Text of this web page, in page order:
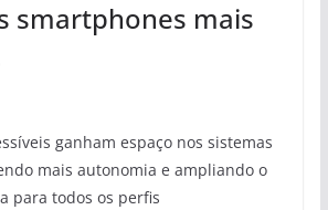
smartphones mais
ganham espaço nos sistemas
mais autonomia e ampliando o
para todos os perfis